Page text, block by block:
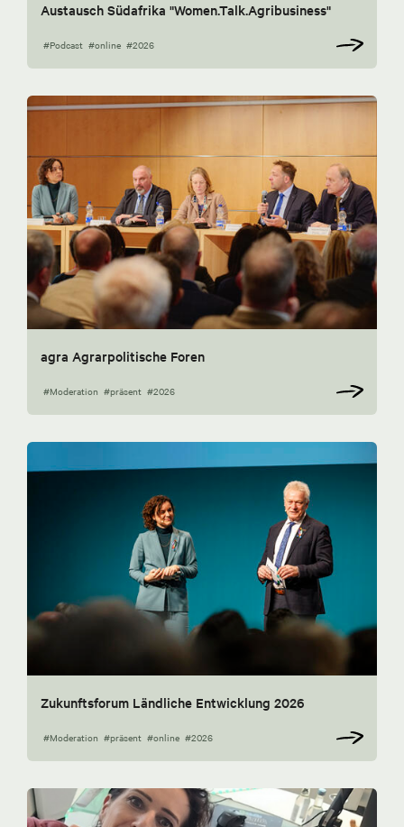
Austausch Südafrika "Women.Talk.Agribusiness"
#Podcast #online #2026
agra Agrarpolitische Foren
#Moderation #präsent #2026
Zukunftsforum Ländliche Entwicklung 2026
#Moderation #präsent #online #2026